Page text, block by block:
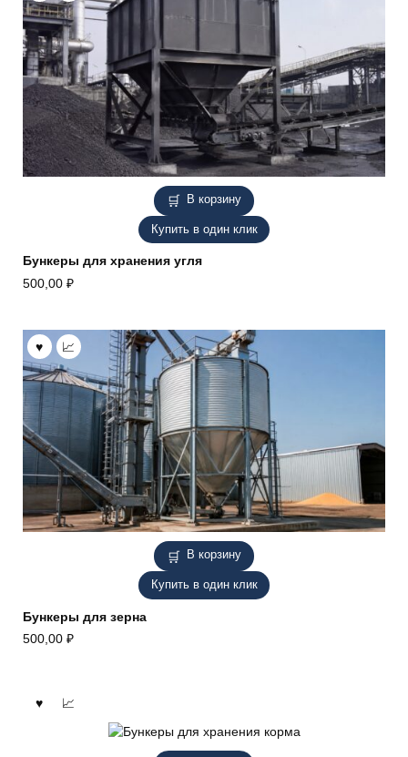
В корзину
Купить в один клик
Бункеры для хранения угля
500,00 ₽
В корзину
Купить в один клик
Бункеры для зерна
500,00 ₽